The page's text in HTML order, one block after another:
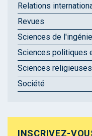
Relations
Revues
Sciences de
Sciences politiques
Sciences religieuses
Société
INSCRIVEZ-